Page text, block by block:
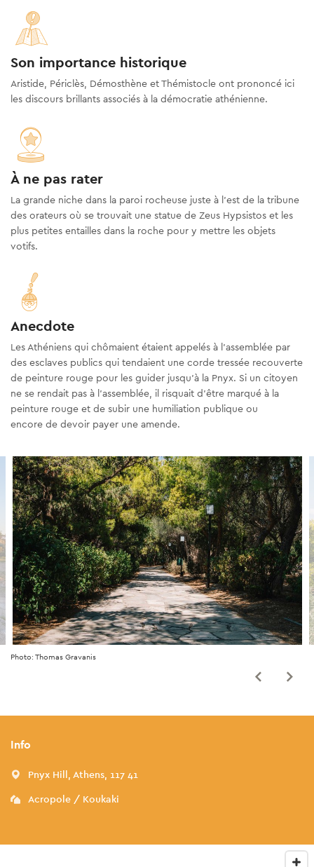
Son importance historique
Aristide, Périclès, Démosthène et Thémistocle ont prononcé ici
les discours brillants associés à la démocratie athénienne.
À ne pas rater
La grande niche dans la paroi rocheuse juste à l’est de la tribune
des orateurs où se trouvait une statue de Zeus Hypsistos et les
plus petites entailles dans la roche pour y mettre les objets
votifs.
Anecdote
Les Athéniens qui chômaient étaient appelés à l'assemblée par
des esclaves publics qui tendaient une corde tressée recouverte
de peinture rouge pour les guider jusqu'à la Pnyx. Si un citoyen
ne se rendait pas à l'assemblée, il risquait d'être marqué à la
peinture rouge et de subir une humiliation publique ou
encore de devoir payer une amende.
Photo: Thomas Gravanis
Info
Pnyx Hill, Athens, 117 41
Acropole / Koukaki